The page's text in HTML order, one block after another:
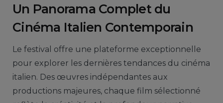
Un Panorama Complet du
Cinéma Italien Contemporain
Le festival offre une plateforme exceptionnelle
pour explorer les dernières tendances du cinéma
italien. Des œuvres indépendantes aux
productions majeures, chaque film sélectionné